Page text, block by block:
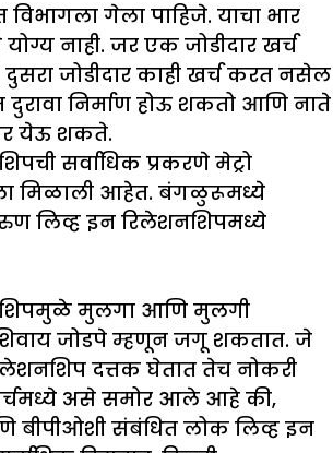
विभागला गेला पाहिजे. याचा भार
नाही. जर एक जोडीदार खर्च
जोडीदार काही खर्च करत नसेल
निर्माण होऊ शकतो आणि नाते
येऊ शकते.
सर्वाधिक प्रकरणे मेट्रो
मिळाली आहेत. बंगळुरूमध्ये
लिव्ह इन रिलेशनशिपमध्ये
मुलगा आणि मुलगी
जोडपे म्हणून जगू शकतात. जे
दत्तक घेतात तेच नोकरी
असे समोर आले आहे की,
बीपीओशी संबंधित लोक लिव्ह इन